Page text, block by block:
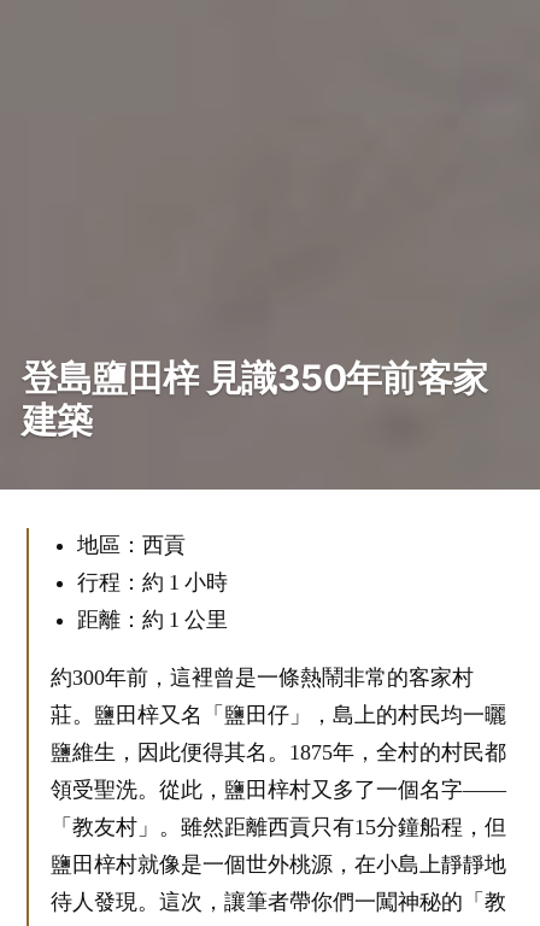
登島鹽田梓 見識350年前客家
建築
地區：西貢
行程：約 1 小時
距離：約 1 公里
約300年前，這裡曾是一條熱鬧非常的客家村
莊。鹽田梓又名「鹽田仔」，島上的村民均一曬
鹽維生，因此便得其名。1875年，全村的村民都
領受聖洗。從此，鹽田梓村又多了一個名字——
「教友村」。雖然距離西貢只有15分鐘船程，但
鹽田梓村就像是一個世外桃源，在小島上靜靜地
待人發現。這次，讓筆者帶你們一闖神秘的「教